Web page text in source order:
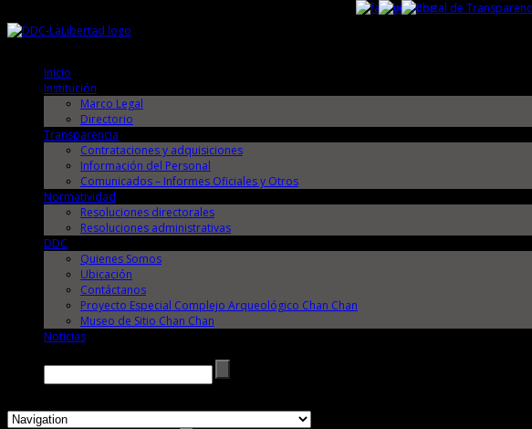
Inicio
Institución
Marco Legal
Directorio
Transparencia
Contrataciones y adquisiciones
Información del Personal
Comunicados – Informes Oficiales y Otros
Normatividad
Resoluciones directorales
Resoluciones administrativas
DDC
Quienes Somos
Ubicación
Contáctanos
Proyecto Especial Complejo Arqueológico Chan Chan
Museo de Sitio Chan Chan
Noticias